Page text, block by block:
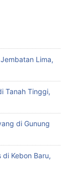
Lima,
Tanah Tinggi,
di Gunung
Kebon Baru,